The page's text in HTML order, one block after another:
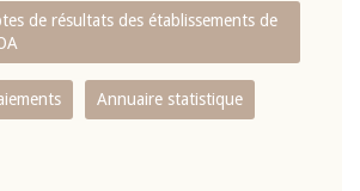
de résultats des établissements de
Annuaire statistique